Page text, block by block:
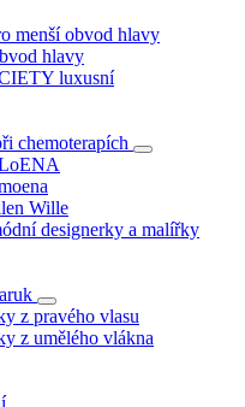
menší obvod hlavy
hlavy
luxusní
chemoterapích
Wille
designerky a malířky
z pravého vlasu
z umělého vlákna